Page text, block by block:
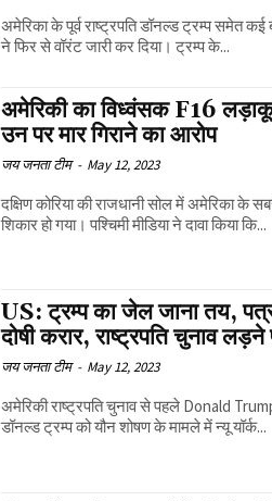
अमेरिका के पूर्व राष्ट्रपति डॉनल्ड ट्रम्प समेत
ने फिर से वॉरंट जारी कर दिया। ट्रम्प के...
अमेरिकी का विध्वंसक F16 लड़ाकू
उन पर मार गिराने का आरोप
जय जनता टीम - May 12, 2023
दक्षिण कोरिया की राजधानी सोल में अमेरिका
शिकार हो गया। पश्चिमी मीडिया ने दावा किया कि...
US: ट्रम्प का जेल जाना तय,
दोषी करार, राष्ट्रपति चुनाव
जय जनता टीम - May 12, 2023
अमेरिकी राष्ट्रपति चुनाव से पहले Donald
डॉनल्ड ट्रम्प को यौन शोषण के मामले में न्यू यॉर्क...